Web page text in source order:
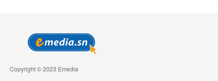
Copyright © 2023 Emedia